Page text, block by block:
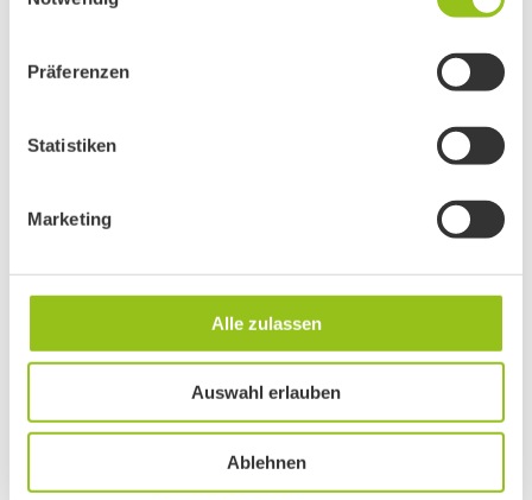
Präferenzen
Statistiken
Marketing
Alle zulassen
Auswahl erlauben
Ablehnen